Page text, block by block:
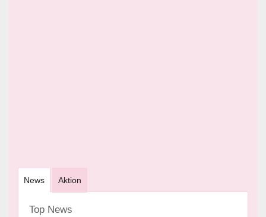
News Aktion
Top News